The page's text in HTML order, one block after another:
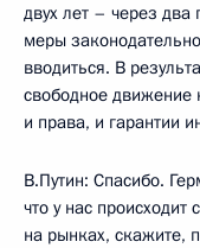
двух лет – через два
меры
вводиться. В
свободное движение
и права, и гарантии
В.Путин: Спасибо.
что у нас
на рынках, скажите,